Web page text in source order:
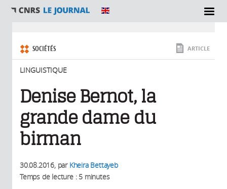
SECTIONS
SOCIÉTÉS
LINGUISTIQUE
ARTICLE
Denise Bernot, la
grande dame du
birman
30.08.2016, par Kheira Bettayeb
Temps de lecture : 5 minutes